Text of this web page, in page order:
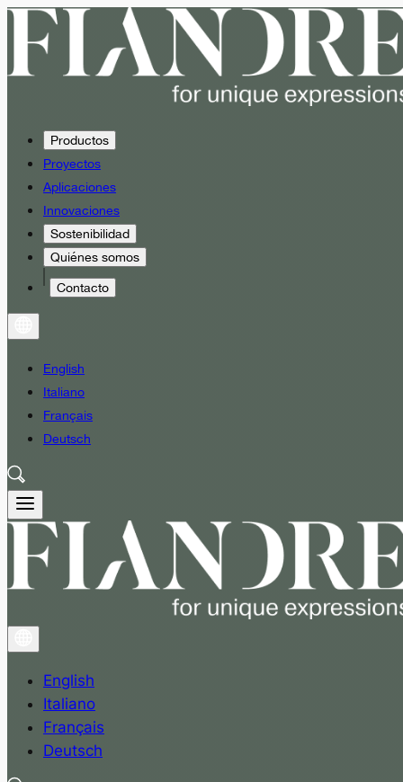
Productos
Proyectos
Aplicaciones
Innovaciones
Sostenibilidad
Quiénes somos
Contacto
English
Italiano
Français
Deutsch
English
Italiano
Français
Deutsch